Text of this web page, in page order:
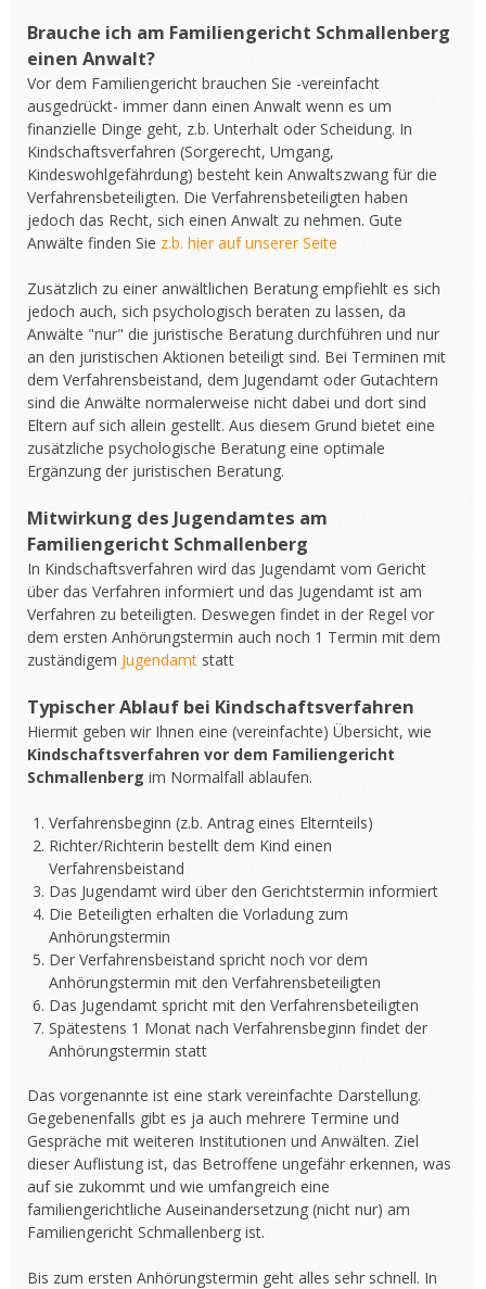
Brauche ich am Familiengericht Schmallenberg
einen Anwalt?
Vor dem Familiengericht brauchen Sie -vereinfacht
ausgedrückt- immer dann einen Anwalt wenn es um
finanzielle Dinge geht, z.b. Unterhalt oder Scheidung. In
Kindschaftsverfahren (Sorgerecht, Umgang,
Kindeswohlgefährdung) besteht kein Anwaltszwang für die
Verfahrensbeteiligten. Die Verfahrensbeteiligten haben
jedoch das Recht, sich einen Anwalt zu nehmen. Gute
Anwälte finden Sie z.b. hier auf unserer Seite
Zusätzlich zu einer anwältlichen Beratung empfiehlt es sich
jedoch auch, sich psychologisch beraten zu lassen, da
Anwälte "nur" die juristische Beratung durchführen und nur
an den juristischen Aktionen beteiligt sind. Bei Terminen mit
dem Verfahrensbeistand, dem Jugendamt oder Gutachtern
sind die Anwälte normalerweise nicht dabei und dort sind
Eltern auf sich allein gestellt. Aus diesem Grund bietet eine
zusätzliche psychologische Beratung eine optimale
Ergänzung der juristischen Beratung.
Mitwirkung des Jugendamtes am
Familiengericht Schmallenberg
In Kindschaftsverfahren wird das Jugendamt vom Gericht
über das Verfahren informiert und das Jugendamt ist am
Verfahren zu beteiligten. Deswegen findet in der Regel vor
dem ersten Anhörungstermin auch noch 1 Termin mit dem
zuständigem Jugendamt statt
Typischer Ablauf bei Kindschaftsverfahren
Hiermit geben wir Ihnen eine (vereinfachte) Übersicht, wie
Kindschaftsverfahren vor dem Familiengericht
Schmallenberg im Normalfall ablaufen.
Verfahrensbeginn (z.b. Antrag eines Elternteils)
Richter/Richterin bestellt dem Kind einen
Verfahrensbeistand
Das Jugendamt wird über den Gerichtstermin informiert
Die Beteiligten erhalten die Vorladung zum
Anhörungstermin
Der Verfahrensbeistand spricht noch vor dem
Anhörungstermin mit den Verfahrensbeteiligten
Das Jugendamt spricht mit den Verfahrensbeteiligten
Spätestens 1 Monat nach Verfahrensbeginn findet der
Anhörungstermin statt
Das vorgenannte ist eine stark vereinfachte Darstellung.
Gegebenenfalls gibt es ja auch mehrere Termine und
Gespräche mit weiteren Institutionen und Anwälten. Ziel
dieser Auflistung ist, das Betroffene ungefähr erkennen, was
auf sie zukommt und wie umfangreich eine
familiengerichtliche Auseinandersetzung (nicht nur) am
Familiengericht Schmallenberg ist.
Bis zum ersten Anhörungstermin geht alles sehr schnell. In